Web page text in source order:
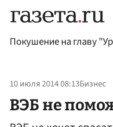
Покушение на главу
10 июля 2014 08:13Бизнес
ВЭБ не